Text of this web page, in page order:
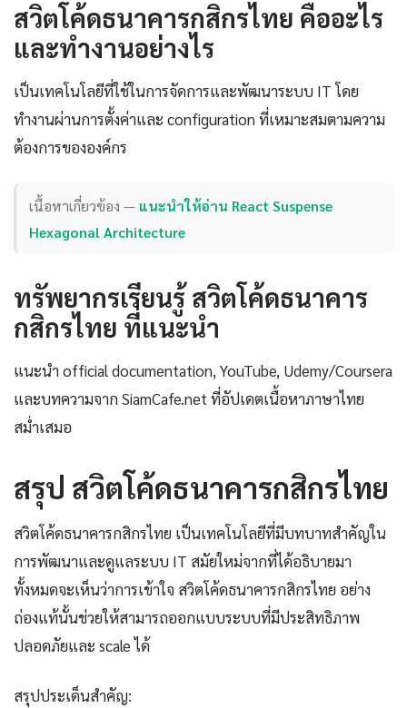
สวิตโค้ดธนาคารกสิกรไทย คืออะไร
และทำงานอย่างไร
เป็นเทคโนโลยีที่ใช้ในการจัดการและพัฒนาระบบ IT โดย
ทำงานผ่านการตั้งค่าและ configuration ที่เหมาะสมตามความ
ต้องการขององค์กร
เนื้อหาเกี่ยวข้อง — แนะนำให้อ่าน React Suspense
Hexagonal Architecture
ทรัพยากรเรียนรู้ สวิตโค้ดธนาคาร
กสิกรไทย ที่แนะนำ
แนะนำ official documentation, YouTube, Udemy/Coursera
และบทความจาก SiamCafe.net ที่อัปเดตเนื้อหาภาษาไทย
สม่ำเสมอ
สรุป สวิตโค้ดธนาคารกสิกรไทย
สวิตโค้ดธนาคารกสิกรไทย เป็นเทคโนโลยีที่มีบทบาทสำคัญใน
การพัฒนาและดูแลระบบ IT สมัยใหม่จากที่ได้อธิบายมา
ทั้งหมดจะเห็นว่าการเข้าใจ สวิตโค้ดธนาคารกสิกรไทย อย่าง
ถ่องแท้นั้นช่วยให้สามารถออกแบบระบบที่มีประสิทธิภาพ
ปลอดภัยและ scale ได้
สรุปประเด็นสำคัญ: